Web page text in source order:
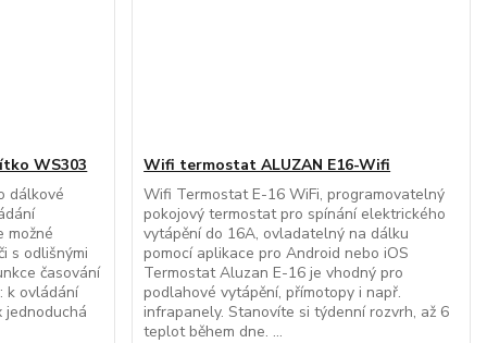
WS303
dálkové
možné
s odlišnými
časování
k ovládání
jednoduchá
Wifi termostat ALUZAN E16-Wifi
Wifi Termostat E-16 WiFi, programovatelný
pokojový termostat pro spínání elektrického
vytápění do 16A, ovladatelný na dálku
pomocí aplikace pro Android nebo iOS
Termostat Aluzan E-16 je vhodný pro
podlahové vytápění, přímotopy i např.
infrapanely. Stanovíte si týdenní rozvrh, až 6
teplot během dne. ...